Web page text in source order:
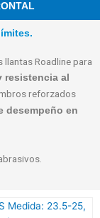
llantas Roadline para
resistencia al
reforzados
desempeño en